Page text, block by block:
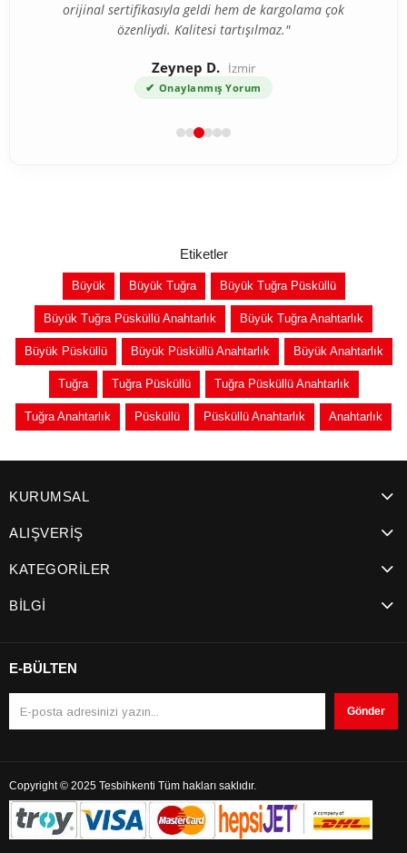
orijinal sertifikasıyla geldi hem de kargolama çok
özenliydi. Kalitesi tartışılmaz."
Zeynep D. İzmir
✔ Onaylanmış Yorum
Etiketler
Büyük Büyük Tuğra Büyük Tuğra Püsküllü
Büyük Tuğra Püsküllü Anahtarlık Büyük Tuğra Anahtarlık
Büyük Püsküllü Büyük Püsküllü Anahtarlık Büyük Anahtarlık
Tuğra Tuğra Püsküllü Tuğra Püsküllü Anahtarlık
Tuğra Anahtarlık Püsküllü Püsküllü Anahtarlık Anahtarlık
KURUMSAL
ALIŞVERİŞ
KATEGORİLER
BİLGİ
E-BÜLTEN
Gönder
Copyright © 2025 Tesbihkenti Tüm hakları saklıdır.